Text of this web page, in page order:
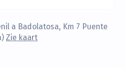
a Badolatosa, Km 7 Puente
Zie kaart